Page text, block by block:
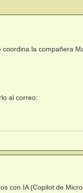
coordina la compañera
al correo:
con IA (Copilot de